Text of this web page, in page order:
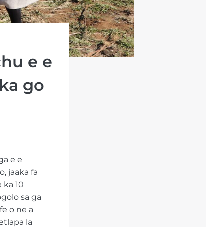
e e
go
e e
jaaka fa
ka 10
sa ga
o ne a
la